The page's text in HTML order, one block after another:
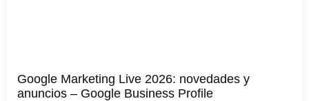
Google Marketing Live 2026: novedades y
anuncios – Google Business Profile